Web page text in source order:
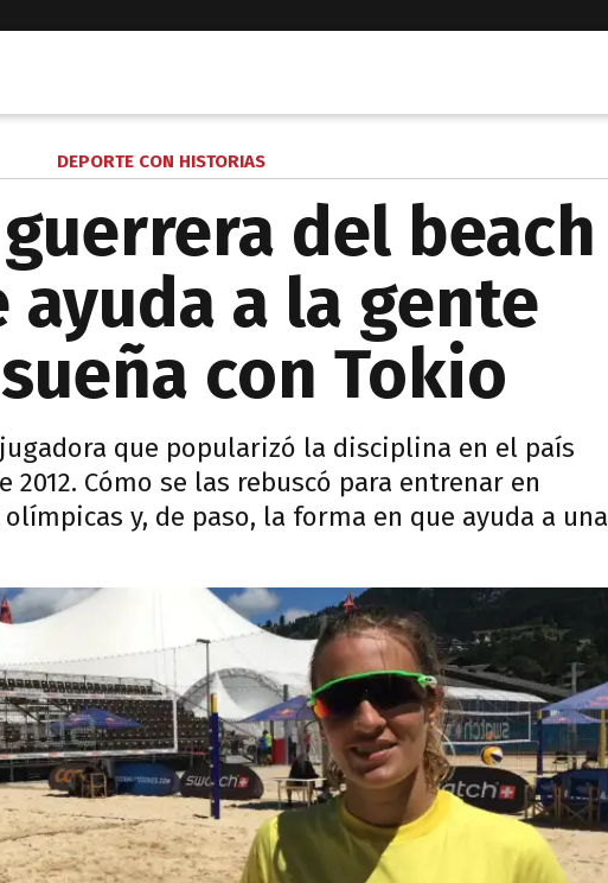
DEPORTE CON HISTORIAS
del beach
ayuda a la gente
con Tokio
que popularizó la disciplina en el país
2012. Cómo se las rebuscó para entrenar en
y, de paso, la forma en que ayuda a una